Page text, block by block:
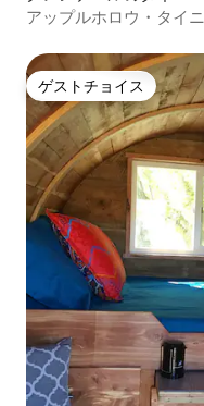
アップルホロウ・タイ
ゲストチョイス
ゲストチョイス